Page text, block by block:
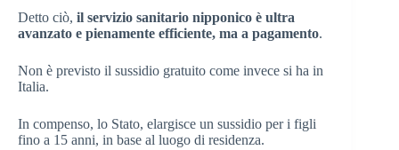
Detto ciò, il servizio sanitario nipponico è ultra
avanzato e pienamente efficiente, ma a pagamento.
Non è previsto il sussidio gratuito come invece si ha in
Italia.
In compenso, lo Stato, elargisce un sussidio per i figli
fino a 15 anni, in base al luogo di residenza.